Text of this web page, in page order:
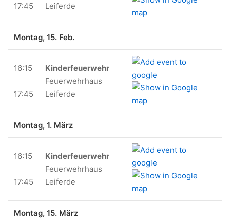
17:45
Leiferde
Montag, 15. Feb.
16:15
17:45
Kinderfeuerwehr
Feuerwehrhaus
Leiferde
Montag, 1. März
16:15
17:45
Kinderfeuerwehr
Feuerwehrhaus
Leiferde
Montag, 15. März